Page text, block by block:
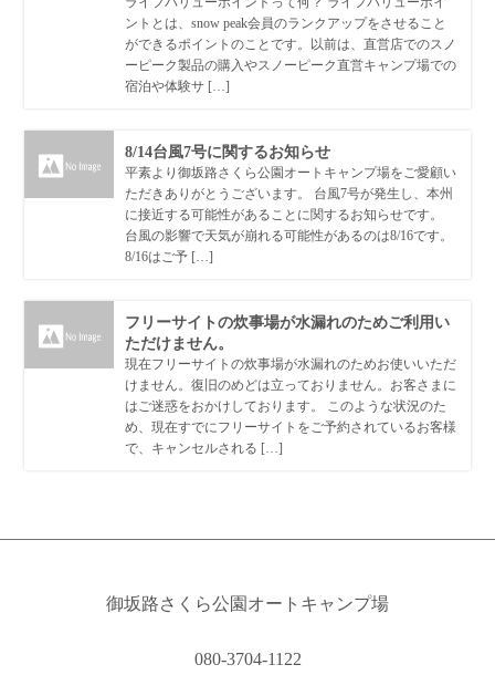
ントとは、snow peak会員のランクアップをさせること
ができるポイントのことです。以前は、直営店でのスノ
ーピーク製品の購入やスノーピーク直営キャンプ場での
宿泊や体験サ […]
8/14台風7号に関するお知らせ
平素より御坂路さくら公園オートキャンプ場をご愛顧い
ただきありがとうございます。 台風7号が発生し、本州
に接近する可能性があることに関するお知らせです。
台風の影響で天気が崩れる可能性があるのは8/16です。
8/16はご予 […]
フリーサイトの炊事場が水漏れのためご利用い
ただけません。
現在フリーサイトの炊事場が水漏れのためお使いいただ
けません。復旧のめどは立っておりません。お客さまに
はご迷惑をおかけしております。 このような状況のた
め、現在すでにフリーサイトをご予約されているお客様
で、キャンセルされる […]
御坂路さくら公園オートキャンプ場
080-3704-1122